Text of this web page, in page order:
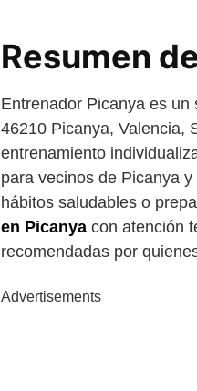
Resumen
Entrenador Picanya es
46210 Picanya, Valencia,
entrenamiento
para vecinos de Picanya
hábitos saludables o
en Picanya con atención
recomendadas por
Advertisements